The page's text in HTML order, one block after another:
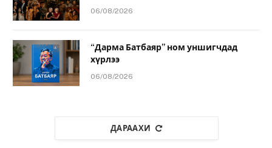
06/08/2026
“Дарма Батбаяр” ном уншигчдад
хүрлээ
06/08/2026
ДАРААХИ